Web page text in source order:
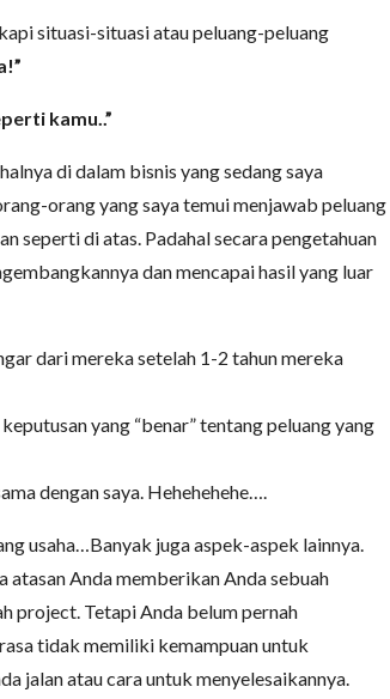
situasi-situasi atau peluang-peluang
kamu..”
di dalam bisnis yang sedang saya
orang yang saya temui menjawab peluang
seperti di atas. Padahal secara pengetahuan
dan mencapai hasil yang luar
dari mereka setelah 1-2 tahun mereka
yang “benar” tentang peluang yang
dengan saya. Hehehehehe….
usaha…Banyak juga aspek-aspek lainnya.
Anda memberikan Anda sebuah
project. Tetapi Anda belum pernah
tidak memiliki kemampuan untuk
jalan atau cara untuk menyelesaikannya.